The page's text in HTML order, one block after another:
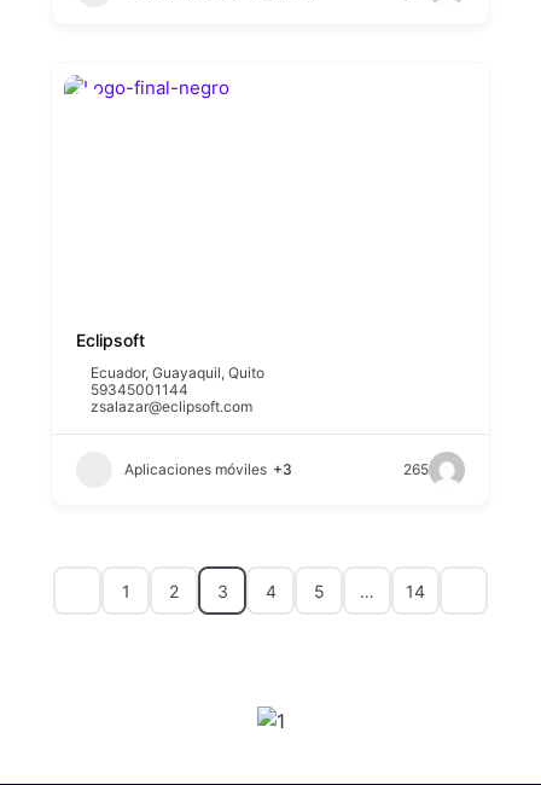
Eclipsoft
Ecuador,Guayaquil,Quito
59345001144
zsalazar@eclipsoft.com
Aplicaciones móviles +3 265
1 2 3 4 5 … 14